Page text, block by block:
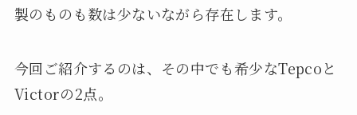
製のものも数は少ないながら存在します。
今回ご紹介するのは、その中でも希少なTepcoと
Victorの2点。